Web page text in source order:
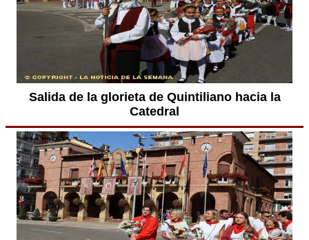
Salida de la glorieta de Quintiliano hacia la
Catedral